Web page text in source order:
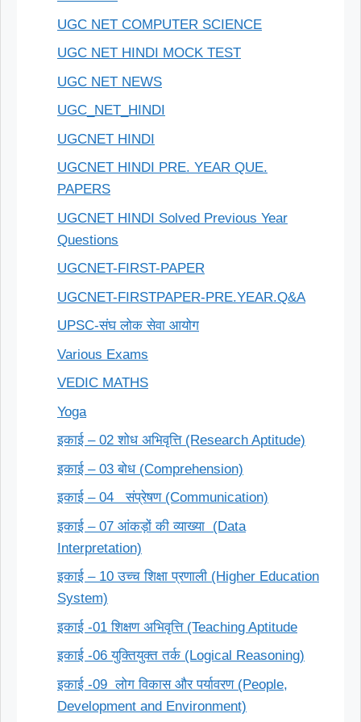
UGC NET COMPUTER SCIENCE
UGC NET HINDI MOCK TEST
UGC NET NEWS
UGC_NET_HINDI
UGCNET HINDI
UGCNET HINDI PRE. YEAR QUE.
PAPERS
UGCNET HINDI Solved Previous Year
Questions
UGCNET-FIRST-PAPER
UGCNET-FIRSTPAPER-PRE.YEAR.Q&A
UPSC-संघ लोक सेवा आयोग
Various Exams
VEDIC MATHS
Yoga
इकाई – 02 शोध अभिवृत्ति (Research Aptitude)
इकाई – 03 बोध (Comprehension)
इकाई – 04 संप्रेषण (Communication)
इकाई – 07 आंकड़ों की व्याख्या (Data
Interpretation)
इकाई – 10 उच्च शिक्षा प्रणाली (Higher Education
System)
इकाई -01 शिक्षण अभिवृत्ति (Teaching Aptitude
इकाई -06 युक्तियुक्त तर्क (Logical Reasoning)
इकाई -09 लोग विकास और पर्यावरण (People,
Development and Environment)